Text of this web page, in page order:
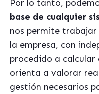
Por lo tanto,
base de cualquier
nos permite
la empresa, con
procedido a calcular
orienta a valorar
gestión necesarios